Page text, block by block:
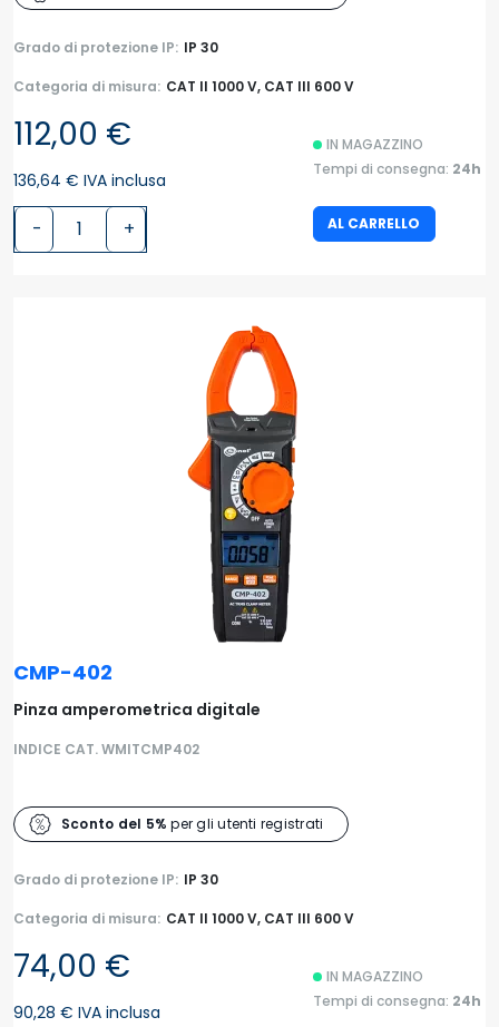
Grado di protezione IP: IP 30
Categoria di misura: CAT II 1000 V, CAT III 600 V
112,00 €
136,64 € IVA inclusa
- +
IN MAGAZZINO
Tempi di consegna: 24h
AL CARRELLO
CMP-402
Pinza amperometrica digitale
INDICE CAT. WMITCMP402
Sconto del 5% per gli utenti registrati
Grado di protezione IP: IP 30
Categoria di misura: CAT II 1000 V, CAT III 600 V
74,00 €
90,28 € IVA inclusa
IN MAGAZZINO
Tempi di consegna: 24h